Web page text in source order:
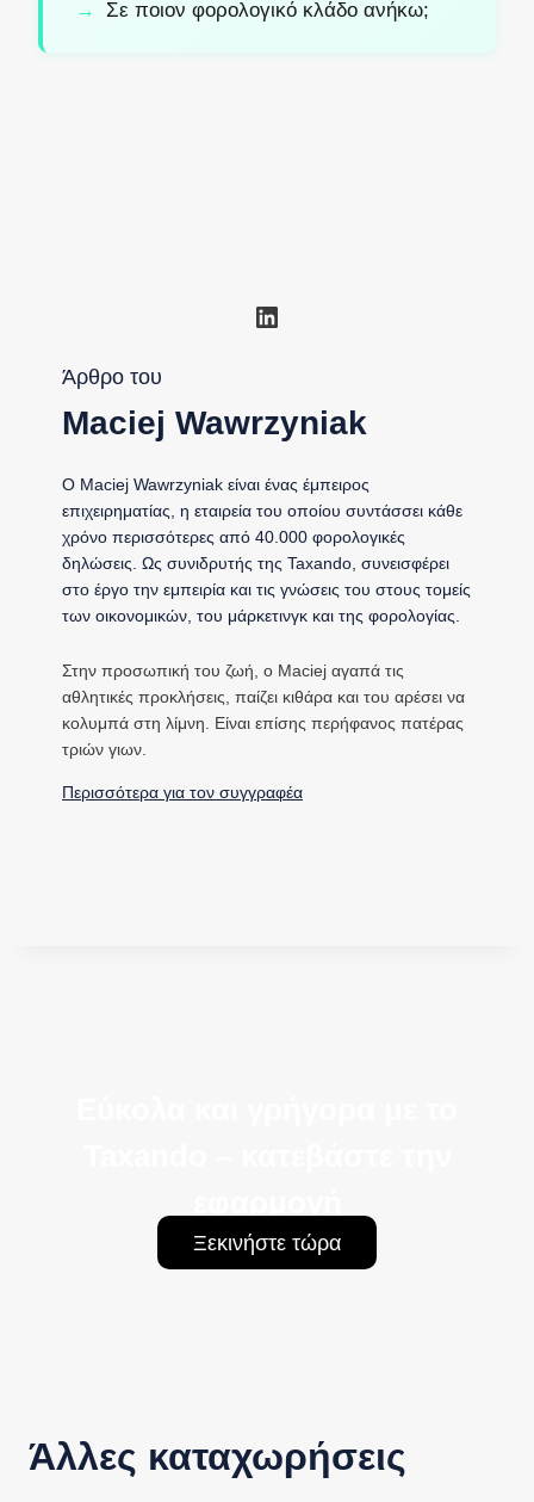
Σε ποιον φορολογικό κλάδο ανήκω;
Linkedin
Άρθρο του
Maciej Wawrzyniak
Ο Maciej Wawrzyniak είναι ένας έμπειρος
επιχειρηματίας, η εταιρεία του οποίου συντάσσει κάθε
χρόνο περισσότερες από 40.000 φορολογικές
δηλώσεις. Ως συνιδρυτής της Taxando, συνεισφέρει
στο έργο την εμπειρία και τις γνώσεις του στους τομείς
των οικονομικών, του μάρκετινγκ και της φορολογίας.
Στην προσωπική του ζωή, ο Maciej αγαπά τις
αθλητικές προκλήσεις, παίζει κιθάρα και του αρέσει να
κολυμπά στη λίμνη. Είναι επίσης περήφανος πατέρας
τριών γιων.
Περισσότερα για τον συγγραφέα
Ξεκινήστε τώρα
Άλλες καταχωρήσεις